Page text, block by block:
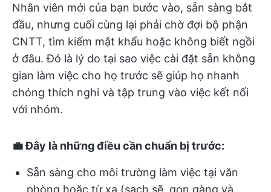
Nhân viên mới của bạn bước vào, sẵn sàng bắt
đầu, nhưng cuối cùng lại phải chờ đợi bộ phận
CNTT, tìm kiếm mật khẩu hoặc không biết ngồi
ở đâu. Đó là lý do tại sao việc cài đặt sẵn không
gian làm việc cho họ trước sẽ giúp họ nhanh
chóng thích nghi và tập trung vào việc kết nối
với nhóm.
💼 Đây là những điều cần chuẩn bị trước:
Sẵn sàng cho môi trường làm việc tại văn
phòng hoặc từ xa (sạch sẽ, gọn gàng và